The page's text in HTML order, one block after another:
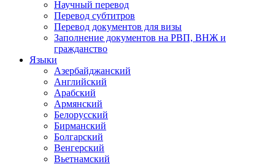
Научный перевод
Перевод субтитров
Перевод документов для визы
Заполнение документов на РВП, ВНЖ и
гражданство
Языки
Азербайджанский
Английский
Арабский
Армянский
Белорусский
Бирманский
Болгарский
Венгерский
Вьетнамский